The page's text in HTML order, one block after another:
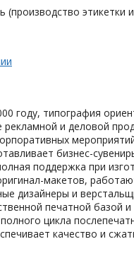
(производство этикетки и
году, типография
рекламной и деловой
бизнес-
поддержка при
макетов,
дизайнеры и
печатной базой и
цикла
качество и